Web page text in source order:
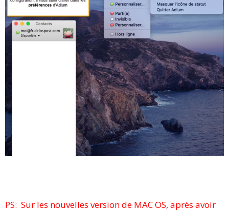
PS: Sur les nouvelles version de MAC OS, après avoir